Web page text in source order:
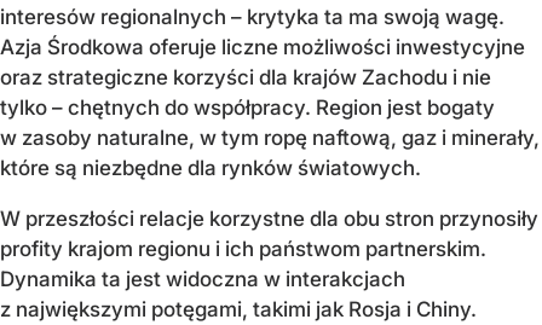
interesów regionalnych – krytyka ta ma swoją wagę.
Azja Środkowa oferuje liczne możliwości inwestycyjne
oraz strategiczne korzyści dla krajów Zachodu i nie
tylko – chętnych do współpracy. Region jest bogaty
w zasoby naturalne, w tym ropę naftową, gaz i minerały,
które są niezbędne dla rynków światowych.
W przeszłości relacje korzystne dla obu stron przynosiły
profity krajom regionu i ich państwom partnerskim.
Dynamika ta jest widoczna w interakcjach
z największymi potęgami, takimi jak Rosja i Chiny.